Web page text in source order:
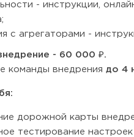
- инструкции,
с агрегаторами -
- 60 000 ₽.
команды внедрения до 4
дорожной карты
тестирование настроек